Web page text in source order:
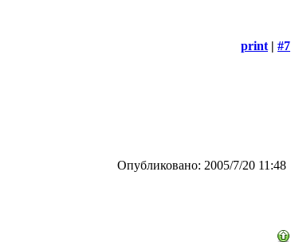
print | #7
Опубликовано: 2005/7/20 11:48